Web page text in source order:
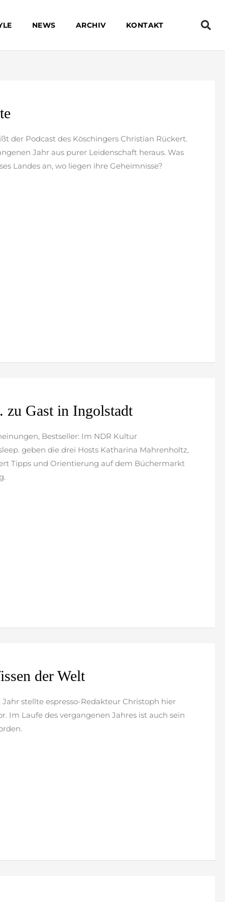
NEWS ARCHIV KONTAKT
der Podcast des Köschingers Christian Rückert.
Jahr aus purer Leidenschaft heraus. Was
Landes an, wo liegen ihre Geheimnisse?
zu Gast in Ingolstadt
Bestseller: Im NDR Kultur
geben die drei Hosts Katharina Mahrenholtz,
Tipps und Orientierung auf dem Büchermarkt
der Welt
stellte espresso-Redakteur Christoph hier
Im Laufe des vergangenen Jahres ist auch sein